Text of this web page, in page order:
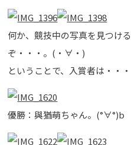
何か、競技中の写真を見つけ
ぞ・・・。(・∀・)
ということで、入賞者は・・・
優勝：與猶萌ちゃん。(°∀°)b